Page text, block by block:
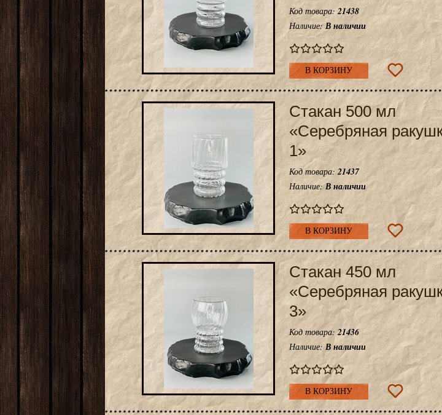
Код товара:21438
Наличие:В наличии
В КОРЗИНУ
Стакан 500 мл
«Серебряная
1»
Код товара:21437
Наличие:В наличии
В КОРЗИНУ
Стакан 450 мл
«Серебряная
3»
Код товара:21436
Наличие:В наличии
В КОРЗИНУ